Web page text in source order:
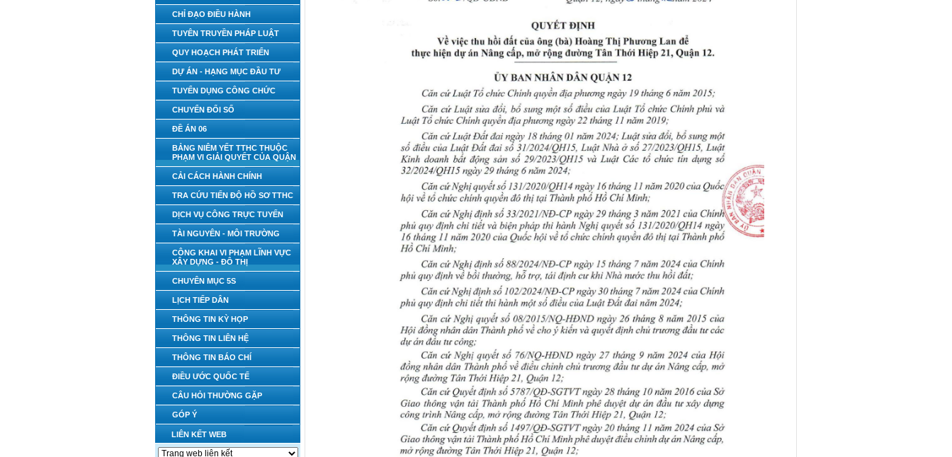
CHỈ ĐẠO ĐIỀU HÀNH
TUYÊN TRUYỀN PHÁP LUẬT
QUY HOẠCH PHÁT TRIỂN
DỰ ÁN - HẠNG MỤC ĐẦU TƯ
TUYỂN DỤNG CÔNG CHỨC
CHUYỂN ĐỔI SỐ
ĐỀ ÁN 06
BẢNG NIÊM YẾT TTHC THUỘC
PHẠM VI GIẢI QUYẾT CỦA QUẬN
CẢI CÁCH HÀNH CHÍNH
TRA CỨU TIẾN ĐỘ HỒ SƠ TTHC
DỊCH VỤ CÔNG TRỰC TUYẾN
TÀI NGUYÊN - MÔI TRƯỜNG
CÔNG KHAI VI PHẠM LĨNH VỰC
XÂY DỰNG - ĐÔ THỊ
CHUYÊN MỤC 5S
LỊCH TIẾP DÂN
THÔNG TIN KỲ HỌP
THÔNG TIN LIÊN HỆ
THÔNG TIN BÁO CHÍ
ĐIỀU ƯỚC QUỐC TẾ
CÂU HỎI THƯỜNG GẶP
GÓP Ý
LIÊN KẾT WEB